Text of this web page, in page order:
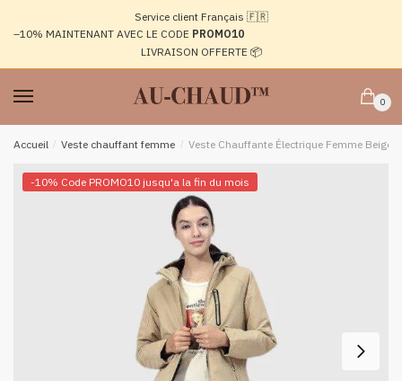
navigation
Service client Français 🇫🇷
–10% MAINTENANT AVEC LE CODE PROMO10
LIVRAISON OFFERTE 📦
0
Accueil / Veste chauffant femme / Veste Chauffante Électrique Femme Beige
-10% Code PROMO10 jusqu'a la fin du mois